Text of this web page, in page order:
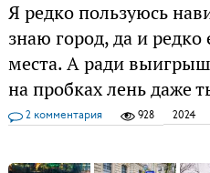
Я редко пользуюсь
знаю город, да и редко
места. А ради
на пробках лень даже
2 комментария 928 2024